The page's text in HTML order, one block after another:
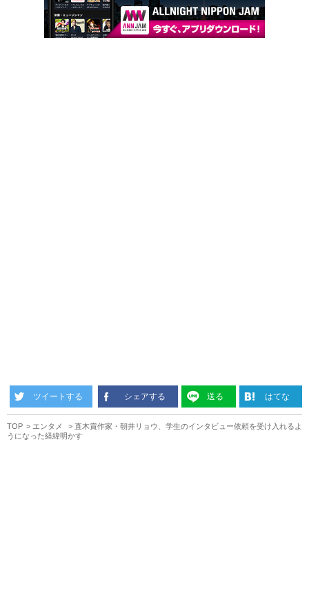
ツイートする シェアする 送る はてな
TOP エンタメ
直木賞作家・朝井リョウ、学生のインタビュー依頼を受け入れるよ
うになった経緯明かす